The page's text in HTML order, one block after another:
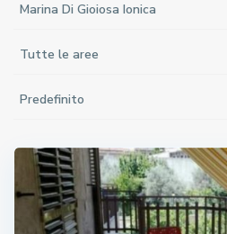
Marina Di Gioiosa Ionica
Tutte le aree
Predefinito